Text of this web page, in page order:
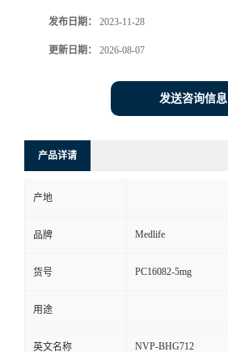
发布日期： 2023-11-28
更新日期： 2026-08-07
发送咨询信息
产品详请
产地
品牌 Medlife
货号 PC16082-5mg
用途
英文名称 NVP-BHG712